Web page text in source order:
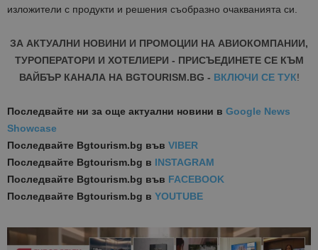
изложители с продукти и решения съобразно очакванията си.
ЗА АКТУАЛНИ НОВИНИ И ПРОМОЦИИ НА АВИОКОМПАНИИ,
ТУРОПЕРАТОРИ И ХОТЕЛИЕРИ - ПРИСЪЕДИНЕТЕ СЕ КЪМ
ВАЙБЪР КАНАЛА НА BGTOURISM.BG - ВКЛЮЧИ СЕ ТУК!
Последвайте ни за още актуални новини в Google News
Showcase
Последвайте Bgtourism.bg във VIBER
Последвайте Bgtourism.bg в INSTAGRAM
Последвайте Bgtourism.bg във FACEBOOK
Последвайте Bgtourism.bg в YOUTUBE